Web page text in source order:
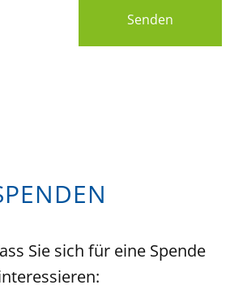
Senden
Sie sich für eine Spende